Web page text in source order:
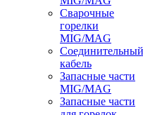
Сварочные
горелки
MIG/MAG
Соединительный
кабель
Запасные части
MIG/MAG
Запасные части